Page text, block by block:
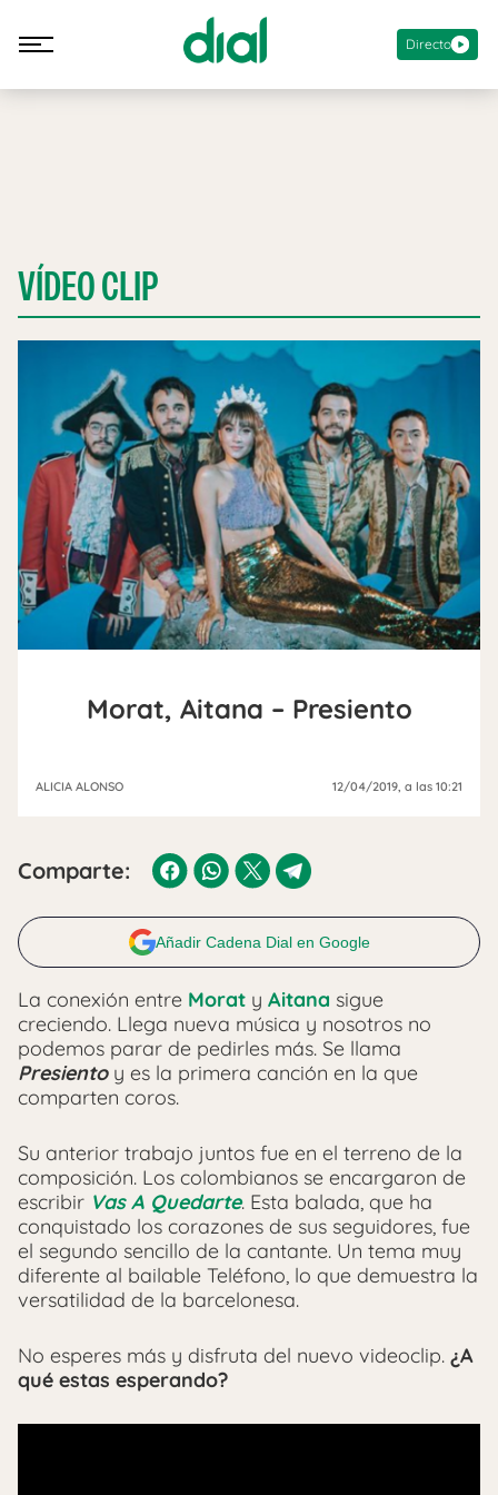
Directo
VÍDEO CLIP
Morat, Aitana – Presiento
ALICIA ALONSO 12/04/2019 , a las 10:21
Comparte:
Añadir Cadena Dial en Google
La conexión entre Morat y Aitana sigue
creciendo. Llega nueva música y nosotros no
podemos parar de pedirles más. Se llama
Presientoy es la primera canción en la que
comparten coros.
Su anterior trabajo juntos fue en el terreno de la
composición. Los colombianos se encargaron de
escribir Vas A Quedarte. Esta balada, que ha
conquistado los corazones de sus seguidores, fue
el segundo sencillo de la cantante. Un tema muy
diferente al bailable Teléfono, lo que demuestra la
versatilidad de la barcelonesa.
No esperes más y disfruta del nuevo videoclip. ¿A
qué estas esperando?